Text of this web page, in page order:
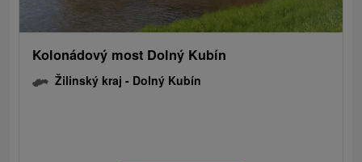
Kolonádový most Dolný Kubín
Žilinský kraj - Dolný Kubín